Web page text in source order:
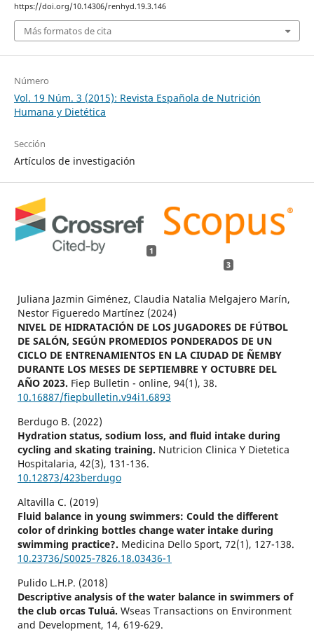
https://doi.org/10.14306/renhyd.19.3.146
Más formatos de cita
Número
Vol. 19 Núm. 3 (2015): Revista Española de Nutrición
Humana y Dietética
Sección
Artículos de investigación
1
3
Juliana Jazmin Giménez, Claudia Natalia Melgajero Marín,
Nestor Figueredo Martínez (2024)
NIVEL DE HIDRATACIÓN DE LOS JUGADORES DE FÚTBOL
DE SALÓN, SEGÚN PROMEDIOS PONDERADOS DE UN
CICLO DE ENTRENAMIENTOS EN LA CIUDAD DE ÑEMBY
DURANTE LOS MESES DE SEPTIEMBRE Y OCTUBRE DEL
AÑO 2023. Fiep Bulletin - online, 94(1), 38.
10.16887/fiepbulletin.v94i1.6893
Berdugo B. (2022)
Hydration status, sodium loss, and fluid intake during
cycling and skating training. Nutricion Clinica Y Dietetica
Hospitalaria, 42(3), 131-136.
10.12873/423berdugo
Altavilla C. (2019)
Fluid balance in young swimmers: Could the different
color of drinking bottles change water intake during
swimming practice?. Medicina Dello Sport, 72(1), 127-138.
10.23736/S0025-7826.18.03436-1
Pulido L.H.P. (2018)
Descriptive analysis of the water balance in swimmers of
the club orcas Tuluá. Wseas Transactions on Environment
and Development, 14, 619-629.